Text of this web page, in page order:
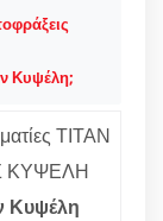
Κυψέλη;
ΤΙΤΑΝ
ΚΥΨΕΛΗ
Κυψέλη